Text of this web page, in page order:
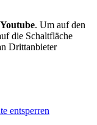
Youtube. Um auf den
die Schaltfläche
Drittanbieter
entsperren